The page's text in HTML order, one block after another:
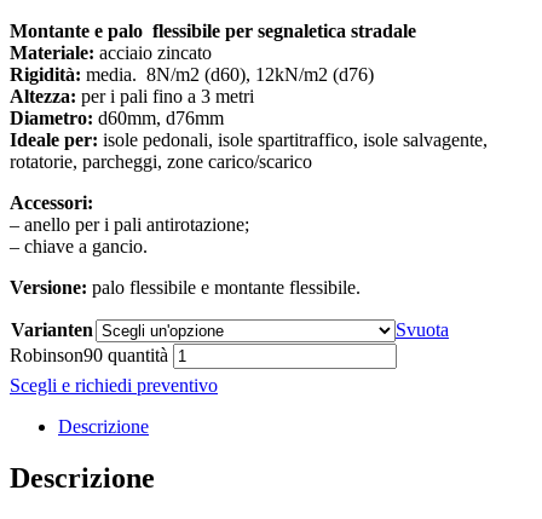
Montante e palo flessibile per segnaletica stradale
Materiale: acciaio zincato
Rigidità: media. 8N/m2 (d60), 12kN/m2 (d76)
Altezza: per i pali fino a 3 metri
Diametro: d60mm, d76mm
Ideale per: isole pedonali, isole spartitraffico, isole salvagente,
rotatorie, parcheggi, zone carico/scarico
Accessori:
– anello per i pali antirotazione;
– chiave a gancio.
Versione: palo flessibile e montante flessibile.
Varianten
Svuota
Robinson90 quantità
Scegli e richiedi preventivo
Descrizione
Descrizione